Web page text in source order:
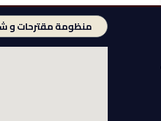
منظومة مقترحات و